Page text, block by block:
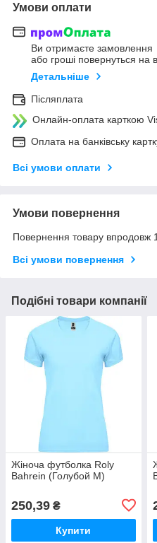
Умови оплати
Ви отримаєте замовлення
або гроші повернуться на
Детальніше
Післяплата
Онлайн-оплата карткою
Оплата на банківську
Всі умови оплати
Умови повернення
Повернення товару впродовж
Всі умови повернення
Подібні товари компанії
Жіноча футболка Roly
Bahrein (Голубой M)
250,39 ₴
Купити